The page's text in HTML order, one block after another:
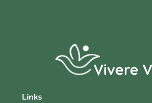
Links